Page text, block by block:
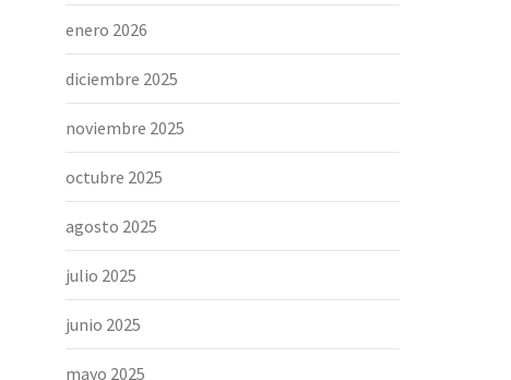
enero 2026
diciembre 2025
noviembre 2025
octubre 2025
agosto 2025
julio 2025
junio 2025
mayo 2025